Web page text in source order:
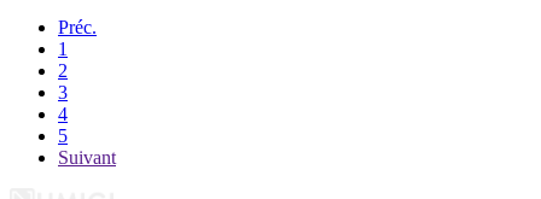
Préc.
1
2
3
4
5
Suivant